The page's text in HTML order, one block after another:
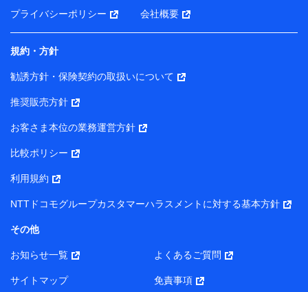
サービス・商品等に関するご提案や広告の配信等を行う
ことがあります。）
各種セミナーの開催のため
コンサルティングサービスの実施のため
アンケートやキャンペーン等の実施のため
上記に係る案内・手続き・管理等付帯業務を行うため
所・代表者名】
り）
株式会社NTTドコモ・フィナンシャルグループ 代表取締役
社長 廣井 孝史
東京都中央区日本橋人形町2-14-10 アーバンネット日本橋
株式会社ドコモ・インシュアランス 代表取締役社長 吉
村 忠義
プライバシーポリシー 会社概要
規約・方針
勧誘方針・保険契約の取扱いについて
推奨販売方針
お客さま本位の業務運営方針
比較ポリシー
利用規約
NTTドコモグループカスタマーハラスメントに対する基本方針
その他
お知らせ一覧 よくあるご質問
サイトマップ 免責事項